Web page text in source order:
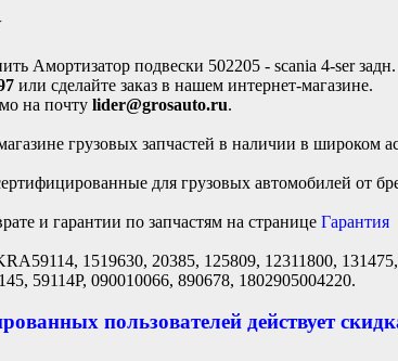
Амортизатор подвески 502205 - scania 4-ser
или сделайте заказ в нашем интернет-магазине.
на почту lider@grosauto.ru.
грузовых запчастей в наличии в широком
для грузовых автомобилей от
и гарантии по запчастям на странице Гарантия
1519630, 20385, 125809, 12311800,
59114P, 090010066, 890678, 1802905004220.
пользователей действует